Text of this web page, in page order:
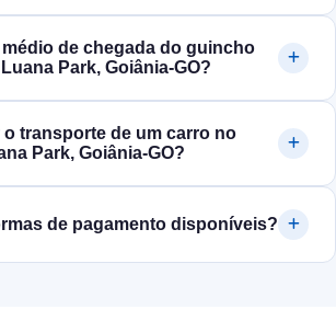
de chegada do guincho
Park, Goiânia‑GO?
o transporte de um carro no
Park, Goiânia‑GO?
de pagamento disponíveis?